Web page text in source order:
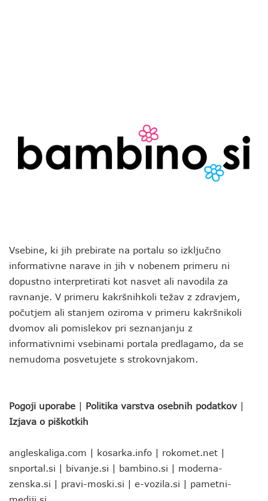
Vsebine, ki jih prebirate na portalu so izključno
informativne narave in jih v nobenem primeru ni
dopustno interpretirati kot nasvet ali navodila za
ravnanje. V primeru kakršnihkoli težav z zdravjem,
počutjem ali stanjem oziroma v primeru kakršnikoli
dvomov ali pomislekov pri seznanjanju z
informativnimi vsebinami portala predlagamo, da se
nemudoma posvetujete s strokovnjakom.
Pogoji uporabe | Politika varstva osebnih podatkov |
Izjava o piškotkih
angleskaliga.com | kosarka.info | rokomet.net |
snportal.si | bivanje.si | bambino.si | moderna-
zenska.si | pravi-moski.si | e-vozila.si | pametni-